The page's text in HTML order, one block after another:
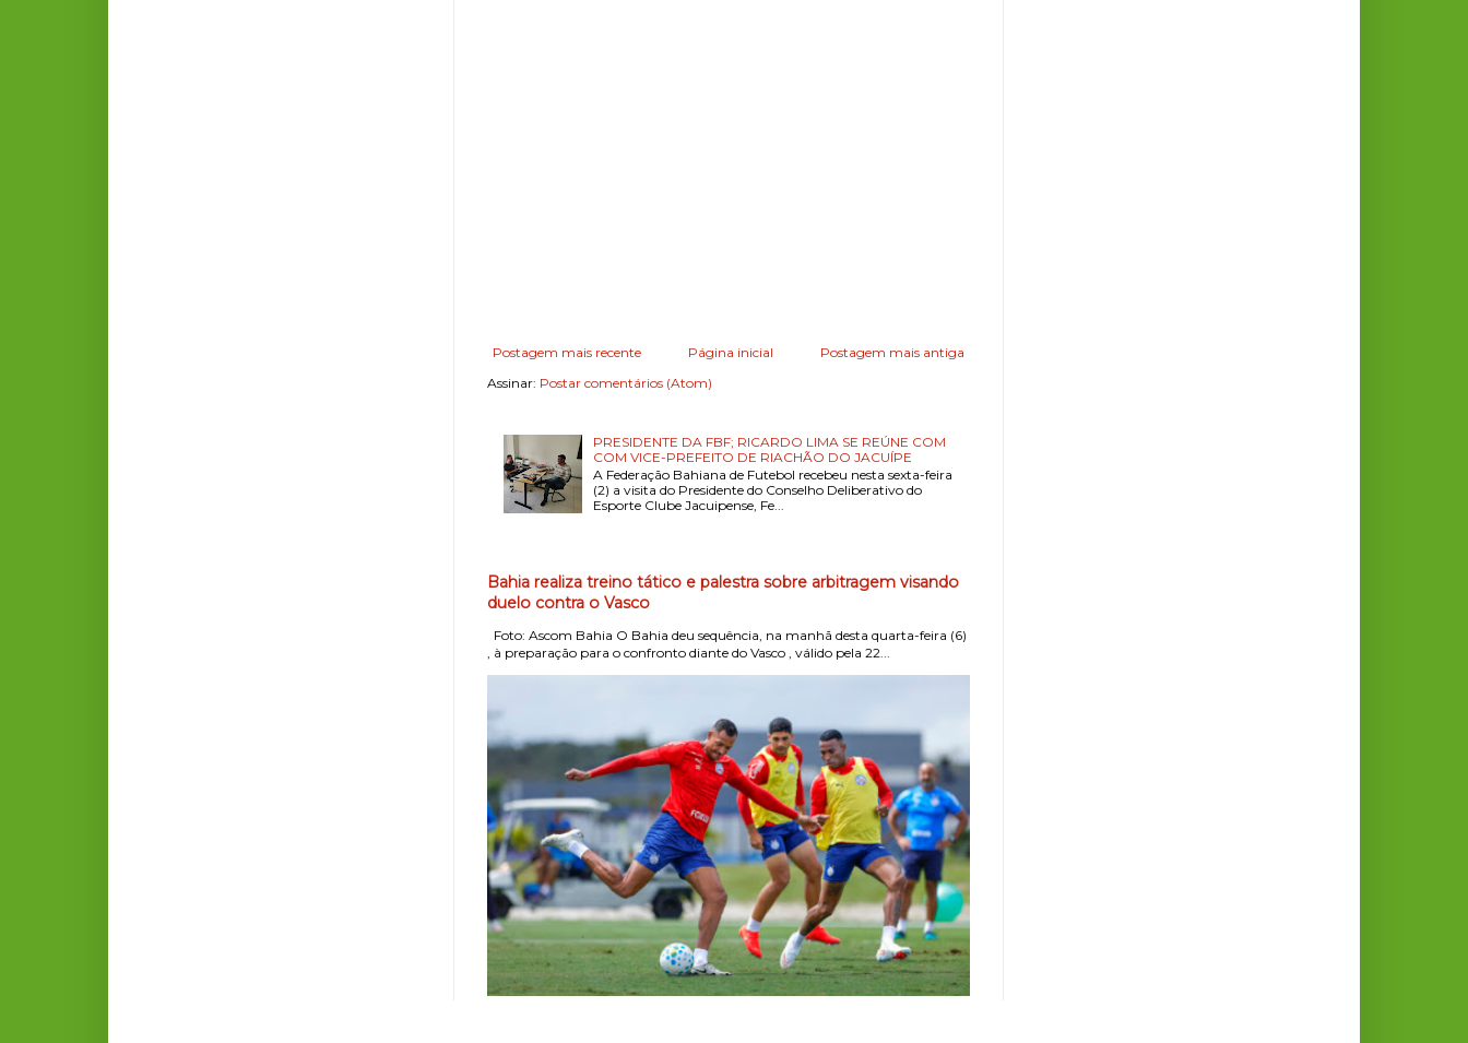
Postagem mais recente Postagem mais antiga
Página inicial
Assinar: Postar comentários (Atom)
PRESIDENTE DA FBF; RICARDO LIMA SE REÚNE COM
COM VICE-PREFEITO DE RIACHÃO DO JACUÍPE
A Federação Bahiana de Futebol recebeu nesta sexta-feira
(2) a visita do Presidente do Conselho Deliberativo do
Esporte Clube Jacuipense, Fe...
Bahia realiza treino tático e palestra sobre arbitragem visando
duelo contra o Vasco
Foto: Ascom Bahia O Bahia deu sequência, na manhã desta quarta-feira (6)
, à preparação para o confronto diante do Vasco , válido pela 22...